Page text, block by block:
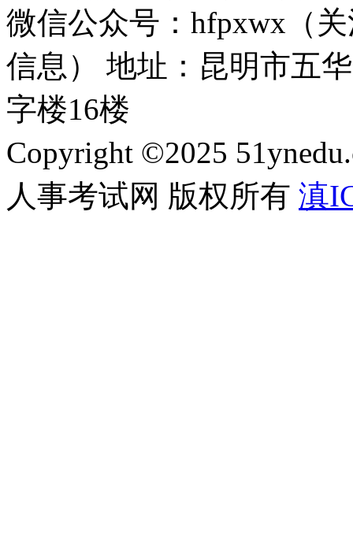
微信公众号：hfpxwx（
信息） 地址：昆明市五
字楼16楼
Copyright ©2025
人事考试网 版权所有 滇